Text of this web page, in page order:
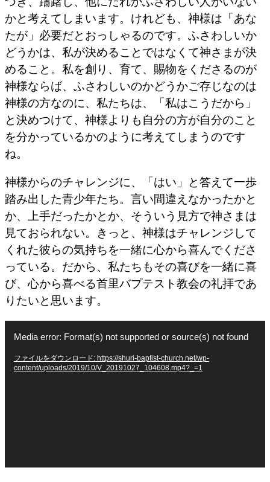
かと考えてしまいます。けれども、神様は「あな
たが」必要だとおっしゃるのです。ふさわしいか
どうかは、私が決めることではなくて神さまが決
めること。私を創り、育て、賜物をくださるのが
神様ならば、ふさわしいのかどうかご存じなのは
神様の方なのに、私たちは、「私はこうだから」
と決めつけて、神様よりも自分の方が自分のこと
を分かっているかのように考えてしまうのです
ね。
神様からのチャレンジに、「はい」と答えて一歩
踏み出した青少年たち。言い間違えなかったかと
か、上手だったかとか、そういう見方で神さまは
見ておられない。きっと、神様はチャレンジして
くれた彼らの気持ちを一緒に心から喜んでくださ
っている。だから、私たちもその喜びを一緒に喜
び、心から喜べる首里バプテスト教会の礼拝であ
りたいと思います。
画
プ
レ
Media error: Format(s) not supported or source(s) not found
ファイルをダウンロード: https://shuri-baptist-church.net/wp-
content/uploads/2019/10/V_20191027_104608.mp4?_=1